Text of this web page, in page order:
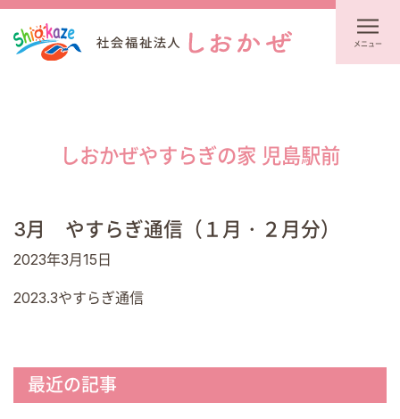
メニュー
しおかぜやすらぎの家 児島駅前
3月 やすらぎ通信（１月・２月分）
2023年3月15日
2023.3やすらぎ通信
最近の記事